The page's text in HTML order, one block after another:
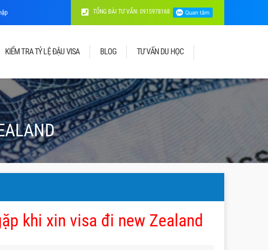
TỔNG ĐÀI TƯ VẤN: 0915978168
KIỂM TRA TỶ LỆ ĐẬU VISA BLOG TƯ VẤN DU HỌC
khi xin visa đi new Zealand